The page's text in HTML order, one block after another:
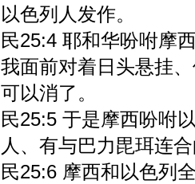
以色列人发作。
民25:4 耶和华吩咐摩
我面前对着日头悬挂
可以消了。
民25:5 于是摩西吩咐
人、有与巴力毘珥连
民25:6 摩西和以色列